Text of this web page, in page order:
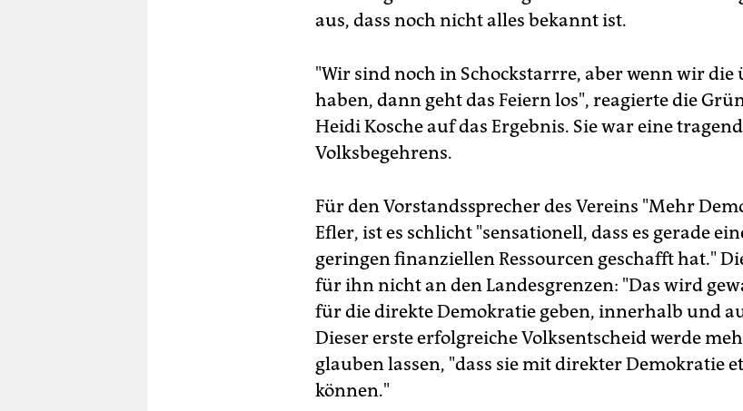
aus, dass noch nicht alles bekannt ist.
"Wir sind noch in Schockstarrre, aber wenn wir
haben, dann geht das Feiern los", reagierte die
Heidi Kosche auf das Ergebnis. Sie war eine
Volksbegehrens.
Für den Vorstandssprecher des Vereins "Mehr
Efler, ist es schlicht "sensationell, dass es gerade
geringen finanziellen Ressourcen geschafft hat."
für ihn nicht an den Landesgrenzen: "Das wird
für die direkte Demokratie geben, innerhalb und
Dieser erste erfolgreiche Volksentscheid werde
glauben lassen, "dass sie mit direkter Demokratie
können."